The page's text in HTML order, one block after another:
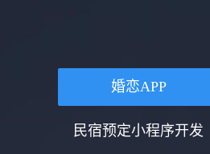
婚恋APP
民宿预定小程序开发